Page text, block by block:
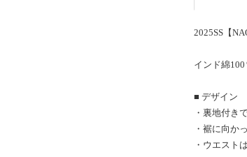
2025SS【
インド綿100
■ デザイン
・裏地付き
・裾に向か
・ウエスト